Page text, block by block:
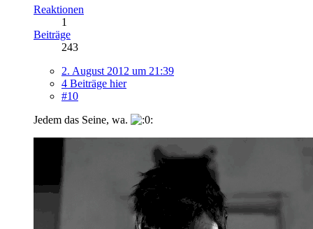
Reaktionen
1
Beiträge
243
2. August 2012 um 21:39
4 Beiträge hier
#10
Jedem das Seine, wa.